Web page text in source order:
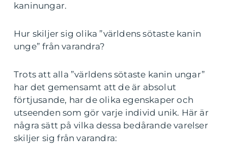
kaninungar.
Hur skiljer sig olika ”världens sötaste kanin
unge” från varandra?
Trots att alla ”världens sötaste kanin ungar”
har det gemensamt att de är absolut
förtjusande, har de olika egenskaper och
utseenden som gör varje individ unik. Här är
några sätt på vilka dessa bedårande varelser
skiljer sig från varandra: